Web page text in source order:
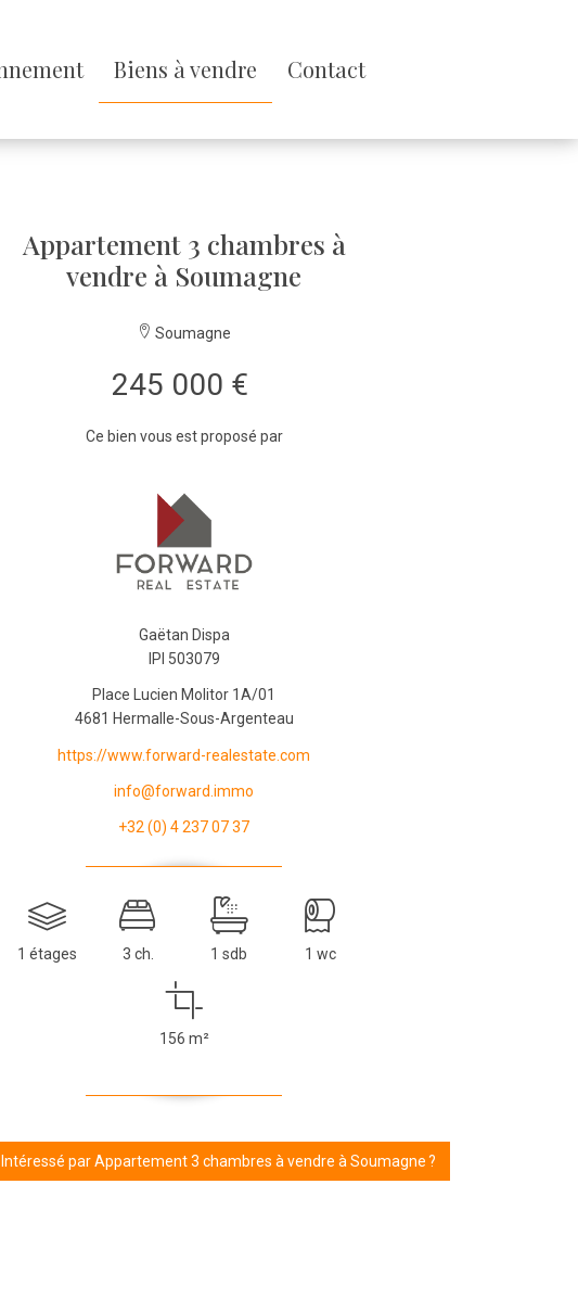
Biens à vendre Contact
Appartement 3 chambres à
vendre à Soumagne
Soumagne
245 000 €
Ce bien vous est proposé par
Gaëtan Dispa
IPI 503079
Place Lucien Molitor 1A/01
4681 Hermalle-Sous-Argenteau
https://www.forward-realestate.com
info@forward.immo
+32 (0) 4 237 07 37
1 étages 3 ch. 1 sdb 1 wc
156 m²
Intéressé par Appartement 3 chambres à vendre à Soumagne ?